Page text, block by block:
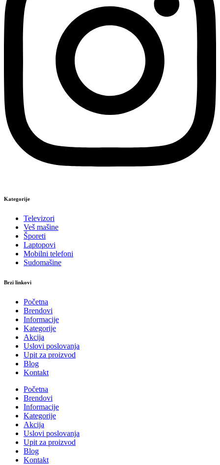
Kategorije
Televizori
Veš mašine
Šporeti
Laptopovi
Mobilni telefoni
Sudomašine
Brzi linkovi
Početna
Brendovi
Informacije
Kategorije
Akcija
Uslovi poslovanja
Upit za proizvod
Blog
Kontakt
Početna
Brendovi
Informacije
Kategorije
Akcija
Uslovi poslovanja
Upit za proizvod
Blog
Kontakt